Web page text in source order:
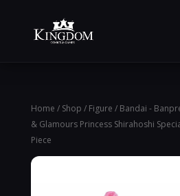
Home / Shop / Figure / Bandai -
& Glamours Princess Shirahoshi
Piece